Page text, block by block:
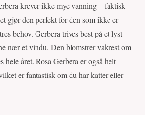
krever ikke mye vanning – faktisk
gjør den perfekt for den som ikke er
behov. Gerbera trives best på et lyst
nær et vindu. Den blomstrer vakrest om
hele året. Rosa Gerbera er også helt
er fantastisk om du har katter eller